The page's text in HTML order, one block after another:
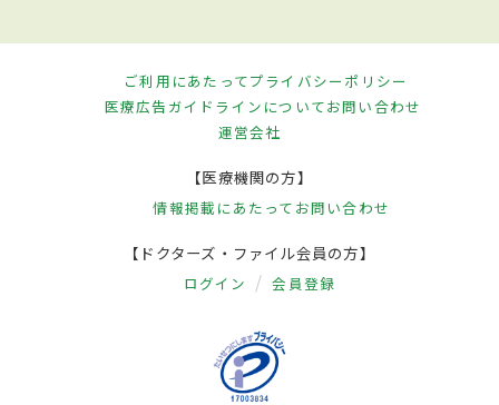
ご利用にあたってプライバシーポリシー
医療広告ガイドラインについてお問い合わせ
運営会社
【医療機関の方】
情報掲載にあたって お問い合わせ
【ドクターズ・ファイル会員の方】
ログイン 会員登録